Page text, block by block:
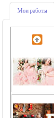
Мои работы